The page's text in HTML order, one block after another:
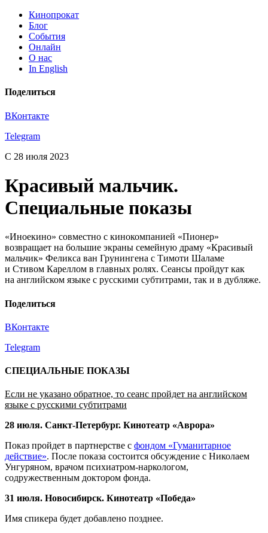
Кинопрокат
Блог
События
Онлайн
О нас
In English
Поделиться
ВКонтакте
Telegram
С 28 июля 2023
Красивый мальчик.
Специальные показы
«Иноекино» совместно с кинокомпанией «Пионер»
возвращает на большие экраны семейную драму «Красивый
мальчик» Феликса ван Грунингена с Тимоти Шаламе
и Стивом Кареллом в главных ролях. Сеансы пройдут как
на английском языке с русскими субтитрами, так и в дубляже.
Поделиться
ВКонтакте
Telegram
СПЕЦИАЛЬНЫЕ ПОКАЗЫ
Если не указано обратное, то сеанс пройдет на английском
языке с русскими субтитрами
28 июля. Санкт-Петербург. Кинотеатр «Аврора»
Показ пройдет в партнерстве с фондом «Гуманитарное
действие». После показа состоится обсуждение с Николаем
Унгуряном, врачом психиатром-наркологом,
содружественным доктором фонда.
31 июля. Новосибирск. Кинотеатр «Победа»
Имя спикера будет добавлено позднее.